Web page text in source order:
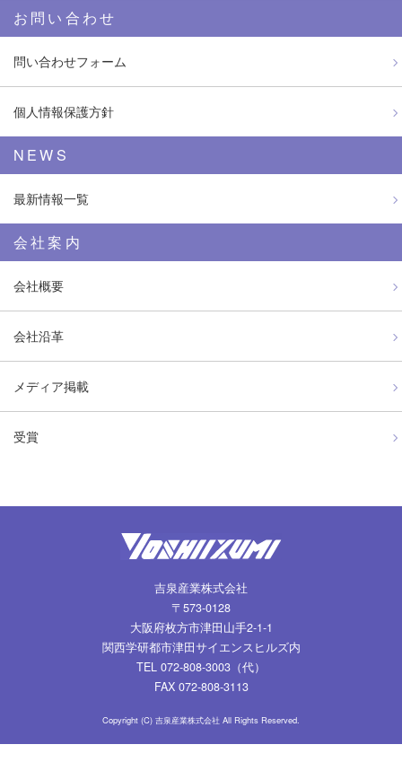
お問い合わせ
問い合わせフォーム
個人情報保護方針
NEWS
最新情報一覧
会社案内
会社概要
会社沿革
メディア掲載
受賞
吉泉産業株式会社
〒573-0128
大阪府枚方市津田山手2-1-1
関西学研都市津田サイエンスヒルズ内
TEL 072-808-3003（代）
FAX 072-808-3113
Copyright (C) 吉泉産業株式会社 All Rights Reserved.